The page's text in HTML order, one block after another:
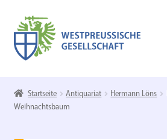
Zur
Navigation
springen
Zum
Inhalt
springen
Zur Homepage der WPG
Startseite Antiquariat Hermann Löns
Weihnachtsbaum